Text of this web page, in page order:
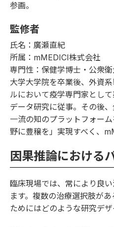
参画。
監修者
氏名：廣瀬直紀
所属：mMEDICI株式会社
専門性：保健学博士・公衆
大学大学院を卒業後、外資
ルにおいて疫学専門家とし
データ研究に従事。その後
一流の知のプラットフォー
野に豊穣を」実現すべく、
因果推論における
臨床現場では、常により良
ます。複数の治療選択肢が
ためにはどのような研究デ